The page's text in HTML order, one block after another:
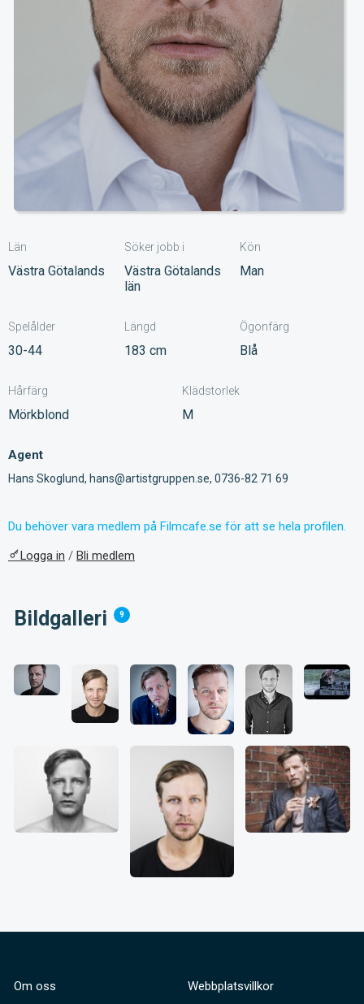
Län
Västra Götalands
Söker jobb i
Västra Götalands
län
Kön
Man
Spelålder
30-44
Längd
183 cm
Ögonfärg
Blå
Hårfärg
Mörkblond
Klädstorlek
M
Agent
Hans Skoglund, hans@artistgruppen.se, 0736-82 71 69
Du behöver vara medlem på Filmcafe.se för att se hela profilen.
Logga in / Bli medlem
Bildgalleri 9
Om oss Webbplatsvillkor